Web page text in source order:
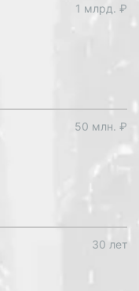
1 млрд. ₽
50 млн. ₽
30 лет